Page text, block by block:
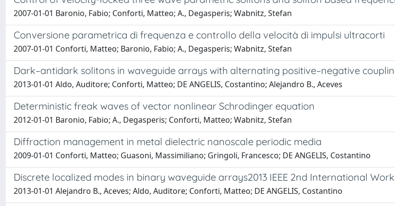
2007-01-01 Baronio, Fabio; Conforti, Matteo; A., Degasperis; Wabnitz, Stefan
Conversione parametrica di frequenza e controllo della velocità di impulsi ultracorti
2007-01-01 Conforti, Matteo; Baronio, Fabio; A., Degasperis; Wabnitz, Stefan
Dark–antidark solitons in waveguide arrays with alternating positive–negative
2013-01-01 Aldo, Auditore; Conforti, Matteo; DE ANGELIS, Costantino; Alejandro B., Aceves
Deterministic freak waves of vector nonlinear Schrodinger equation
2012-01-01 Baronio, Fabio; A., Degasperis; Conforti, Matteo; Wabnitz, Stefan
Diffraction management in metal dielectric nanoscale periodic media
2009-01-01 Conforti, Matteo; Guasoni, Massimiliano; Gringoli, Francesco; DE ANGELIS, Costantino
Discrete localized modes in binary waveguide arrays2013 IEEE 2nd International
2013-01-01 Alejandro B., Aceves; Aldo, Auditore; Conforti, Matteo; DE ANGELIS, Costantino